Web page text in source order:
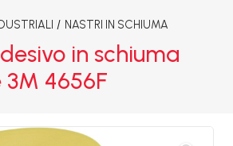
/ NASTRI IN SCHIUMA
in schiuma
4656F